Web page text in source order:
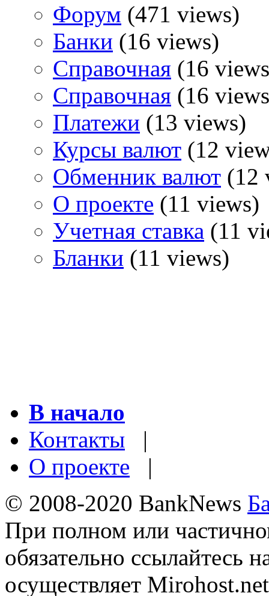
Форум (471 views)
Банки (16 views)
Справочная (16
Справочная (16
Платежи (13 views)
Курсы валют (12
Обменник валют (12
О проекте (11 views)
Учетная ставка (11
Бланки (11 views)
В начало
Контакты |
О проекте |
© 2008-2020 BankNews
При полном или
обязательно ссылайтесь
осуществляет